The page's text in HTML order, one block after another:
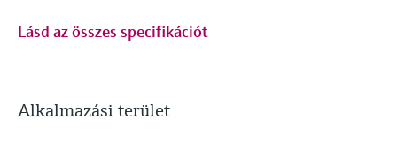
Lásd az összes specifikációt
Alkalmazási terület